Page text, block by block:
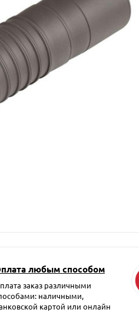
любым способом
заказ различными
наличными,
картой или онлайн